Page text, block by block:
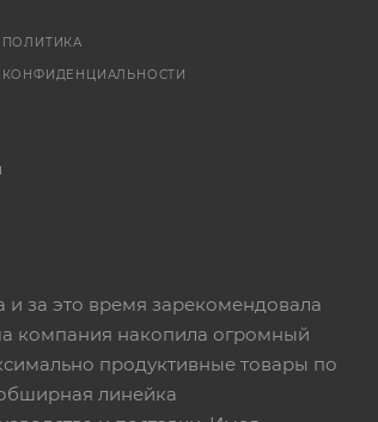
ПОЛИТИКА
КОНФИДЕНЦИАЛЬНОСТИ
за это время зарекомендовала
компания накопила огромный
продуктивные товары по
линейка